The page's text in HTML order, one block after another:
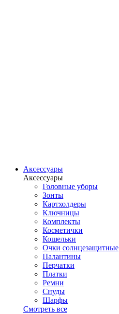
Аксессуары
Аксессуары
Головные уборы
Зонты
Картхолдеры
Ключницы
Комплекты
Косметички
Кошельки
Очки солнцезащитные
Палантины
Перчатки
Платки
Ремни
Снуды
Шарфы
Смотреть все